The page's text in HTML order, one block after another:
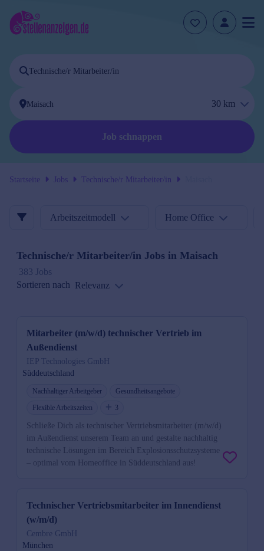
30 km
Job schnappen
Startseite Jobs Technische/r Mitarbeiter/in
Arbeitszeitmodell Home Office
Technische/r Mitarbeiter/in Jobs in Maisach
383 Jobs
Sortieren nach Relevanz
Mitarbeiter (m/w/d) technischer Vertrieb im
Außendienst
IEP Technologies GmbH
Süddeutschland
Nachhaltiger Arbeitgeber
Gesundheitsangebote
Flexible Arbeitszeiten
3
Schließe Dich als technischer Vertriebsmitarbeiter (m/w/d)
im Außendienst unserem Team an und gestalte nachhaltig
technische Lösungen im Bereich Explosionsschutzsysteme
– optimal vom Homeoffice in Süddeutschland aus!
Technischer Vertriebsmitarbeiter im Innendienst
(w/m/d)
Cembre GmbH
München